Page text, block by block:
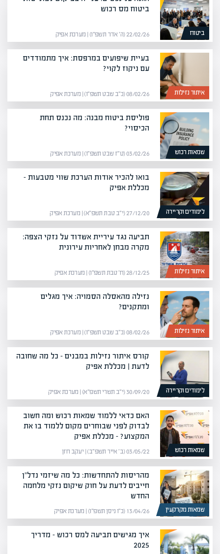
ביטוח
ביטוח מס רכוש
22/02/26 (ה׳ אדר תשפ״ו) | מערכת אפיק
איתור נזילות
בעיית שיפועים במרפסת: איך מתמודדים
עם ניקוז לקוי?
08/02/26 (כ״ב שבט תשפ״ו) | מערכת אפיק
שמאות רכוש
פוליסת ביטוח מבנה: מה נכנס תחת
הכיסוי?
03/02/26 (ט״ז שבט תשפ״ו) | מערכת אפיק
לימודים וקריירה
בואו להכיר אודות הערכת שווי מטבעות –
מכללת אפיק
27/12/20 (י״ב טבת תשפ״א) | מערכת אפיק
איתור נזילות
תביעה נגד עיריית אשדוד על נזקי הצפה:
מקרה מבחן לאחריות עירונית
28/12/25 (ח׳ טבת תשפ״ו) | מערכת אפיק
איתור נזילות
נזילה מהאסלה הסמויה: איך מגלים
ומתקנים?
08/02/26 (כ״ב שבט תשפ״ו) | מערכת אפיק
לימודים וקריירה
קורס איתור נזילות במבנים – כל מה שחובה
לדעת | מכללת אפיק
30/09/20 (י״ב תשרי תשפ״א) | מערכת אפיק
שמאות רכוש
האם כדאי ללמוד שמאות רכוש ומה חשוב
לבדוק לפני שבוחרים מקום ללמוד בו את
המקצוע? – מכללת אפיק
03/05/22 (ב׳ אייר תשפ״ב) | יעקב חזן
שמאות מקרקעין
מהריסות להתחדשות: כל מה שיזמי נדל"ן
חייבים לדעת על חוק שיקום נזקי מלחמה
החדש
13/04/26 (כ״ו ניסן תשפ״ו) | מערכת אפיק
איך מגישים תביעה למס רכוש – מדריך
2025